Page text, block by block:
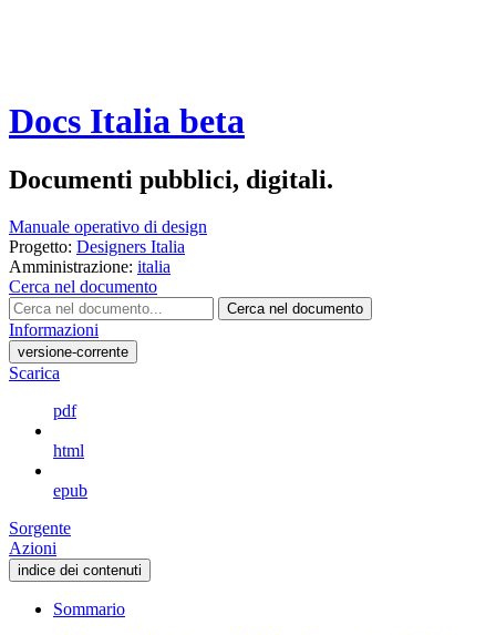
Docs Italia beta
Documenti pubblici, digitali.
Manuale operativo di design
Progetto: Designers Italia
Amministrazione: italia
Cerca nel documento
Cerca nel documento
Informazioni
versione-corrente
Scarica
pdf
html
epub
Sorgente
Azioni
indice dei contenuti
Sommario